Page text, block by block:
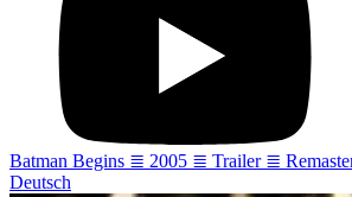
Batman Begins ≣ 2005 ≣ Trailer ≣
Deutsch